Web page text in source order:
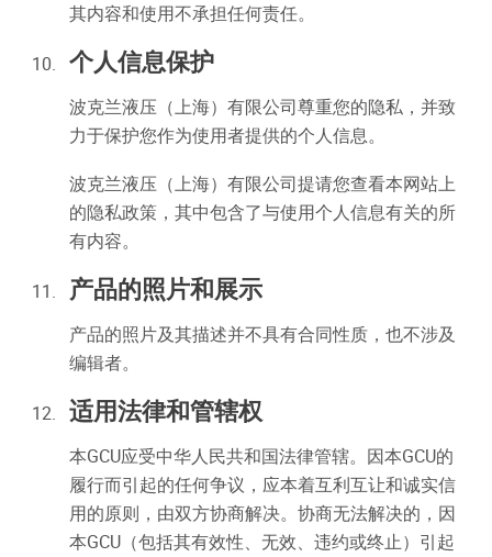
其内容和使用不承担任何责任。
个人信息保护
波克兰液压（上海）有限公司尊重您的隐私，并致
力于保护您作为使用者提供的个人信息。
波克兰液压（上海）有限公司提请您查看本网站上
的隐私政策，其中包含了与使用个人信息有关的所
有内容。
产品的照片和展示
产品的照片及其描述并不具有合同性质，也不涉及
编辑者。
适用法律和管辖权
本GCU应受中华人民共和国法律管辖。因本GCU的
履行而引起的任何争议，应本着互利互让和诚实信
用的原则，由双方协商解决。协商无法解决的，因
本GCU（包括其有效性、无效、违约或终止）引起